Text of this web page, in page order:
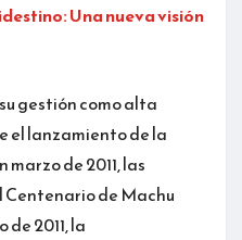
Una nueva visión
gestión como alta
el lanzamiento de la
marzo de 2011, las
Centenario de Machu
2011, la